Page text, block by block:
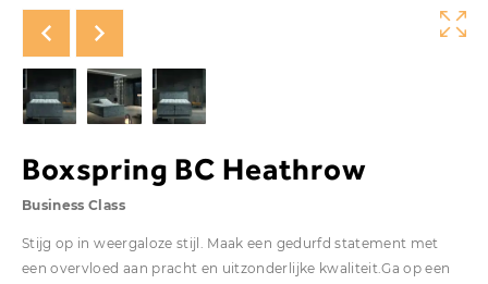
Boxspring BC Heathrow
Business Class
Stijg op in weergaloze stijl. Maak een gedurfd statement met
een overvloed aan pracht en uitzonderlijke kwaliteit.Ga op een